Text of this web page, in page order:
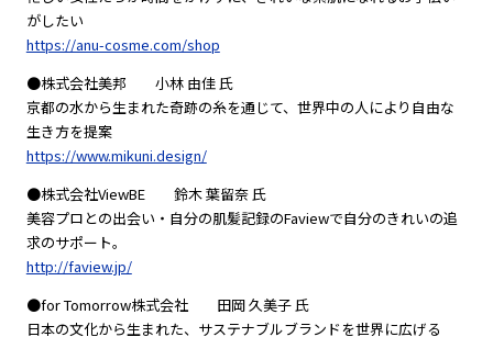
がしたい
https://anu-cosme.com/shop
●株式会社美邦 小林 由佳 氏
京都の水から生まれた奇跡の糸を通じて、世界中の人により自由な
生き方を提案
https://www.mikuni.design/
●株式会社ViewBE 鈴木 葉留奈 氏
美容プロとの出会い・自分の肌髪記録のFaviewで自分のきれいの追
求のサポート。
http://faview.jp/
●for Tomorrow株式会社 田岡 久美子 氏
日本の文化から生まれた、サステナブルブランドを世界に広げる